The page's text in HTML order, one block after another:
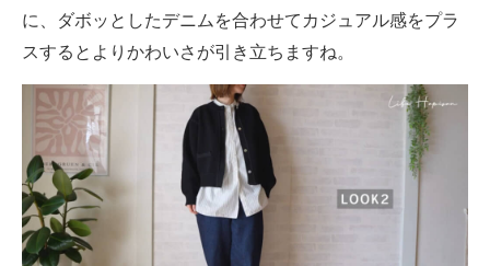
に、ダボッとしたデニムを合わせてカジュアル感をプラ
スするとよりかわいさが引き立ちますね。